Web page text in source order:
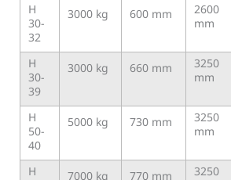
H
30-
32
3000 kg 600 mm
2600
mm
H
30-
39
3000 kg 660 mm
3250
mm
H
50-
40
5000 kg 730 mm
3250
mm
H
7000 kg 770 mm
3250